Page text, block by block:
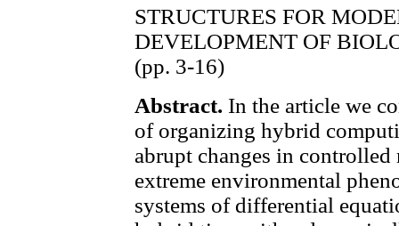
STRUCTURES FOR
DEVELOPMENT OF
(pp. 3-16)
Abstract. In the article we
of organizing hybrid
abrupt changes in controlled
extreme environmental
systems of differential